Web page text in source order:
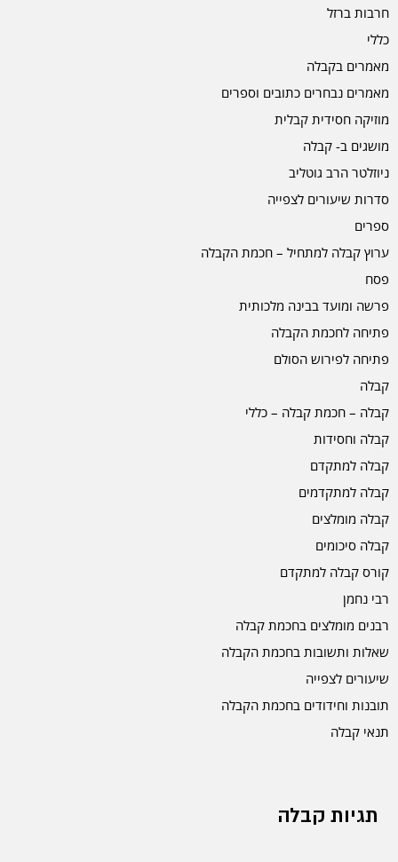
חרבות ברזל
כללי
מאמרים בקבלה
מאמרים נבחרים כתובים וספרים
מוזיקה חסידית קבלית
מושגים ב- קבלה
ניוזלטר הרב גוטליב
סדרות שיעורים לצפייה
ספרים
ערוץ קבלה למתחיל – חכמת הקבלה
פסח
פרשה ומועד בבינה מלכותית
פתיחה לחכמת הקבלה
פתיחה לפירוש הסולם
קבלה
קבלה – חכמת קבלה – כללי
קבלה וחסידות
קבלה למתקדם
קבלה למתקדמים
קבלה מומלצים
קבלה סיכומים
קורס קבלה למתקדם
רבי נחמן
רבנים מומלצים בחכמת קבלה
שאלות ותשובות בחכמת הקבלה
שיעורים לצפייה
תובנות וחידודים בחכמת הקבלה
תנאי קבלה
תגיות קבלה